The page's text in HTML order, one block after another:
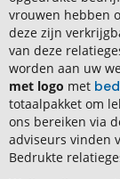
vrouwen hebben
deze zijn
van deze
worden aan uw
met logo met
totaalpakket om
ons bereiken via
adviseurs vinden
Bedrukte